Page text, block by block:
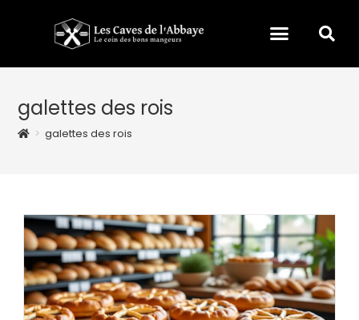
galettes des rois
> galettes des rois